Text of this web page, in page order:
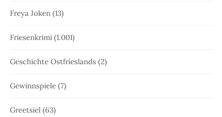
Freya Joken (13)
Friesenkrimi (1.001)
Geschichte Ostfrieslands (2)
Gewinnspiele (7)
Greetsiel (63)